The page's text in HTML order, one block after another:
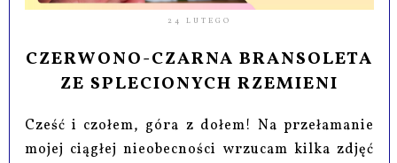
24 LUTEGO
CZERWONO-CZARNA BRANSOLETA
ZE SPLECIONYCH RZEMIENI
Cześć i czołem, góra z dołem! Na przełamanie
mojej ciągłej nieobecności wrzucam kilka zdjęć